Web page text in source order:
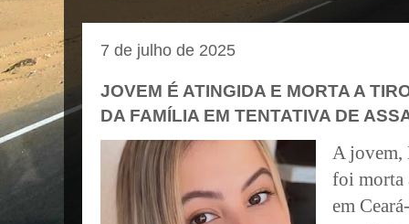
7 de julho de 2025
JOVEM É ATINGIDA E MORTA A
DA FAMÍLIA EM TENTATIVA DE
A jovem,
foi morta
em